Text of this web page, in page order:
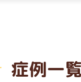
症例一覧